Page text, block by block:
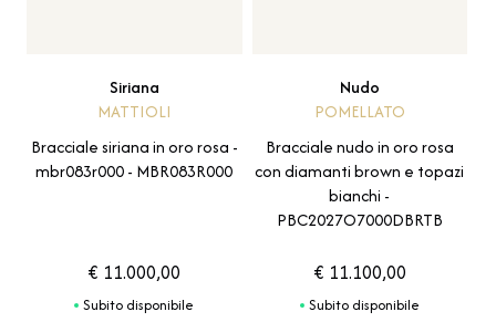
Siriana
MATTIOLI
Bracciale siriana in oro rosa -
mbr083r000 - MBR083R000
€ 11.000,00
Subito disponibile
Nudo
POMELLATO
Bracciale nudo in oro rosa
con diamanti brown e topazi
bianchi -
PBC2027O7000DBRTB
€ 11.100,00
Subito disponibile